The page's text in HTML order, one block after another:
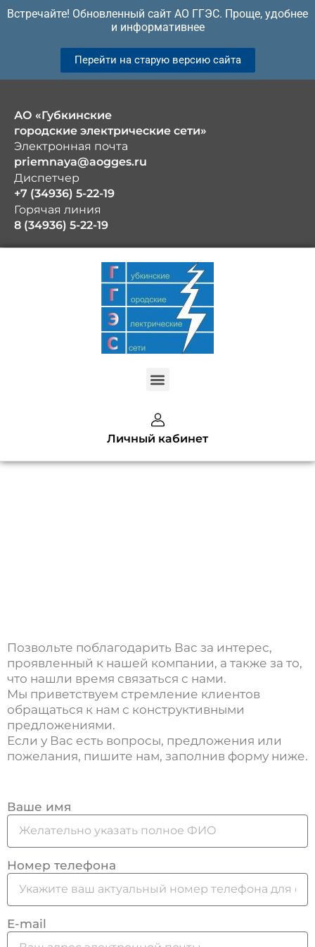
Перейти
Встречайте! Обновленный сайт АО ГГЭС. Проще, удобнее
и информативнее
Перейти на старую версию сайта
АО «Губкинские
городские электрические сети»
Электронная почта
priemnaya@aogges.ru
Диспетчер
+7 (34936) 5-22-19
Горячая линия
8 (34936) 5-22-19
Меню
from the Noun Project
Личный кабинет
Позвольте поблагодарить Вас за интерес,
проявленный к нашей компании, а также за то,
что нашли время связаться с нами.
Мы приветствуем стремление клиентов
обращаться к нам с конструктивными
предложениями.
Если у Вас есть вопросы, предложения или
пожелания, пишите нам, заполнив форму ниже.
Ваше имя
Номер телефона
E-mail